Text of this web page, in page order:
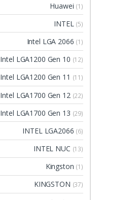
Huawei (1)
INTEL (5)
Intel LGA 2066 (1)
Intel LGA1200 Gen 10 (12)
Intel LGA1200 Gen 11 (11)
Intel LGA1700 Gen 12 (22)
Intel LGA1700 Gen 13 (29)
INTEL LGA2066 (6)
INTEL NUC (13)
Kingston (1)
KINGSTON (37)